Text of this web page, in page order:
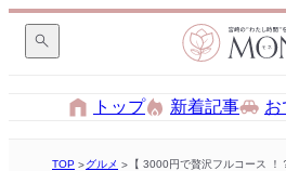
トップ 新着記事 お
TOP グルメ 【 3000円で贅沢フルコース